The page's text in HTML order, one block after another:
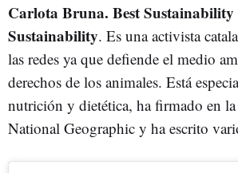
Carlota Bruna. Best
Sustainability. Es una activista
las redes ya que defiende el medio
derechos de los animales. Está
nutrición y dietética, ha firmado en
National Geographic y ha escrito